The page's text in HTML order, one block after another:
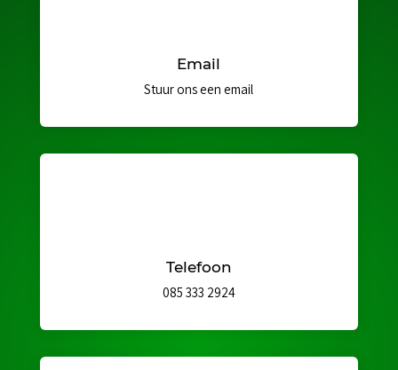
Email
Stuur ons een email
Telefoon
085 333 2924